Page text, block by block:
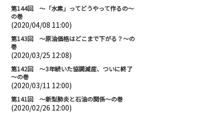
第144回 ～「水素」ってどうやって作るの～
の巻
(2020/04/08 11:00)
第143回 ～原油価格はどこまで下がる？～の
巻
(2020/03/25 12:08)
第142回 ～3年続いた協調減産、ついに終了
～の巻
(2020/03/11 12:00)
第141回 ～新型肺炎と石油の関係～の巻
(2020/02/26 12:00)